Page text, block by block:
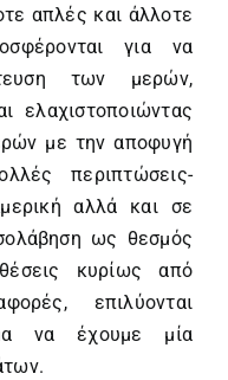
απλές και άλλοτε
για να
των μερών,
ελαχιστοποιώντας
με την αποφυγή
περιπτώσεις-
αλλά και σε
ως θεσμός
κυρίως από
επιλύονται
να έχουμε μία